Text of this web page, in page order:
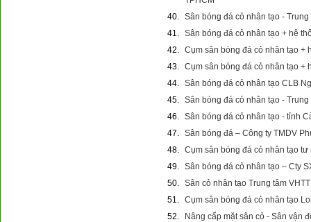
40. Sân bóng đá cỏ nhân tạo -
41. Sân bóng đá cỏ nhân tạo + hệ
42. Cụm sân bóng đá cỏ nhân tạo +
43. Cụm sân bóng đá cỏ nhân tạo +
44. Sân bóng đá cỏ nhân tạo CLB
45. Sân bóng đá cỏ nhân tạo -
46. Sân bóng đá cỏ nhân tạo - tỉnh
47. Sân bóng đá – Công ty TMDV
48. Cụm sân bóng đá cỏ nhân tạo
49. Sân bóng đá cỏ nhân tạo – Cty
50. Sân cỏ nhân tạo Trung tâm
51. Cụm sân bóng đá cỏ nhân tạo
52.
Nâng cấp mặt sân cỏ - Sân vận